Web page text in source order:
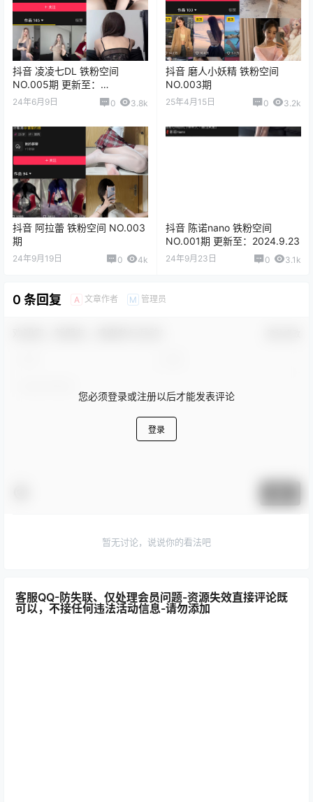
抖音 凌凌七DL 铁粉空间
NO.005期 更新至：
2024.10.16
24年6月9日 0 3.8k
抖音 磨人小妖精 铁粉空间
NO.003期
25年4月15日 0 3.2k
抖音 阿拉蕾 铁粉空间 NO.003
期
24年9月19日 0 4k
抖音 陈诺nano 铁粉空间
NO.001期 更新至：2024.9.23
24年9月23日 0 3.1k
0 条回复 A 文章作者 M 管理员
您必须登录或注册以后才能发表评论
登录
暂无讨论，说说你的看法吧
客服QQ-防失联、仅处理会员问题-资源失效直接评论既
可以，不接任何违法活动信息-请勿添加